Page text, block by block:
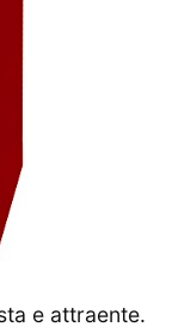
e attraente.